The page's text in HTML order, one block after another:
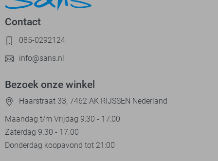
Contact
085-0292124
info@sans.nl
Bezoek onze winkel
Haarstraat 33, 7462 AK RIJSSEN Nederland
Maandag t/m Vrijdag 9:30 - 17:00
Zaterdag 9.30 - 17.00
Donderdag koopavond tot 21:00